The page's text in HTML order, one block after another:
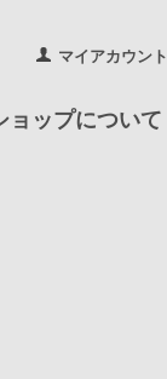
マイアカウント
ョップについて